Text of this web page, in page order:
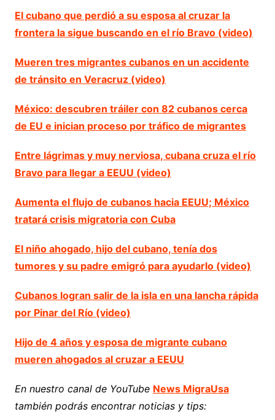
El cubano que perdió a su esposa al cruzar la
frontera la sigue buscando en el río Bravo (video)
Mueren tres migrantes cubanos en un accidente
de tránsito en Veracruz (video)
México: descubren tráiler con 82 cubanos cerca
de EU e inician proceso por tráfico de migrantes
Entre lágrimas y muy nerviosa, cubana cruza el río
Bravo para llegar a EEUU (video)
Aumenta el flujo de cubanos hacia EEUU; México
tratará crisis migratoria con Cuba
El niño ahogado, hijo del cubano, tenía dos
tumores y su padre emigró para ayudarlo (video)
Cubanos logran salir de la isla en una lancha rápida
por Pinar del Río (video)
Hijo de 4 años y esposa de migrante cubano
mueren ahogados al cruzar a EEUU
En nuestro canal de YouTube News MigraUsa
también podrás encontrar noticias y tips: